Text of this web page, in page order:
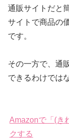
通販サイトだと
サイトで商品の
です。
その一方で、通
できるわけでは
Amazonで「(き
クする